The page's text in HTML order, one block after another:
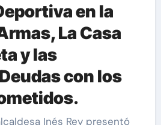
en la
La Casa
y las
con los
.